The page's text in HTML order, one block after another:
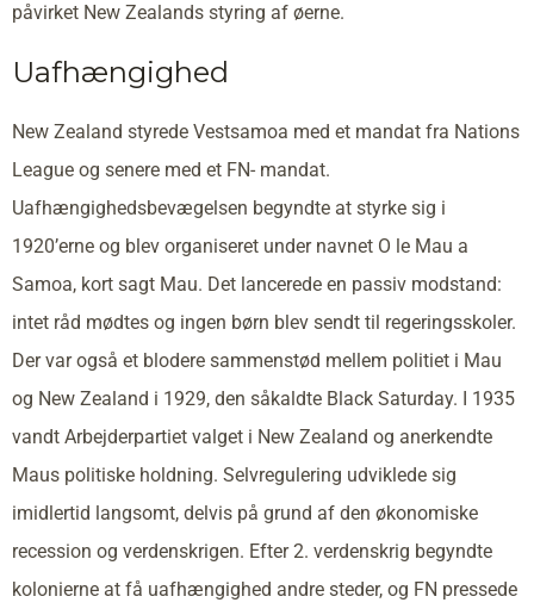
påvirket New Zealands styring af øerne.
Uafhængighed
New Zealand styrede Vestsamoa med et mandat fra Nations
League og senere med et FN- mandat.
Uafhængighedsbevægelsen begyndte at styrke sig i
1920’erne og blev organiseret under navnet O le Mau a
Samoa, kort sagt Mau. Det lancerede en passiv modstand:
intet råd mødtes og ingen børn blev sendt til regeringsskoler.
Der var også et blodere sammenstød mellem politiet i Mau
og New Zealand i 1929, den såkaldte Black Saturday. I 1935
vandt Arbejderpartiet valget i New Zealand og anerkendte
Maus politiske holdning. Selvregulering udviklede sig
imidlertid langsomt, delvis på grund af den økonomiske
recession og verdenskrigen. Efter 2. verdenskrig begyndte
kolonierne at få uafhængighed andre steder, og FN pressede